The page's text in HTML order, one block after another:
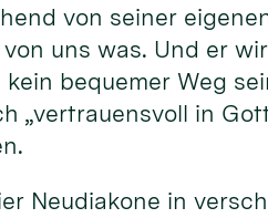
von seiner
uns was. Und er
bequemer Weg
„vertrauensvoll in
Neudiakone in